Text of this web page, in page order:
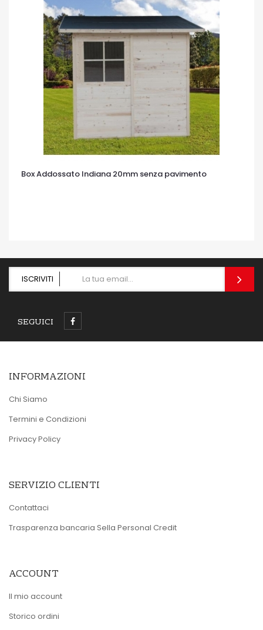
Box Addossato Indiana 20mm senza pavimento
ISCRIVITI
SEGUICI
INFORMAZIONI
Chi Siamo
Termini e Condizioni
Privacy Policy
SERVIZIO CLIENTI
Contattaci
Trasparenza bancaria Sella Personal Credit
ACCOUNT
Il mio account
Storico ordini